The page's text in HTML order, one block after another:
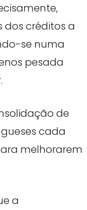
dos créditos a
se numa
pesada
de
cada
melhorarem
a